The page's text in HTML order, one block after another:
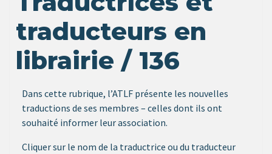
traducteurs en
librairie / 136
Dans cette rubrique, l’ATLF présente les nouvelles
traductions de ses membres – celles dont ils ont
souhaité informer leur association.
Cliquer sur le nom de la traductrice ou du traducteur